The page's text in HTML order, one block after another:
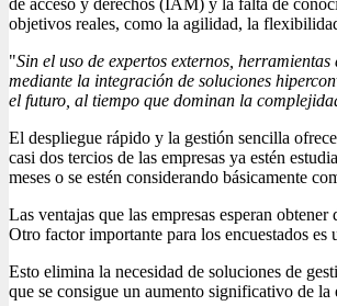
de acceso y derechos (IAM) y la falta de
objetivos reales, como la agilidad, la
"Sin el uso de expertos externos,
mediante la integración de soluciones
el futuro, al tiempo que dominan la
El despliegue rápido y la gestión sencilla
casi dos tercios de las empresas ya estén
meses o se estén considerando básicamente
Las ventajas que las empresas esperan
Otro factor importante para los encuestados
Esto elimina la necesidad de soluciones de
que se consigue un aumento significativo de